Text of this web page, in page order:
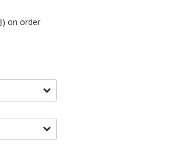
) on order